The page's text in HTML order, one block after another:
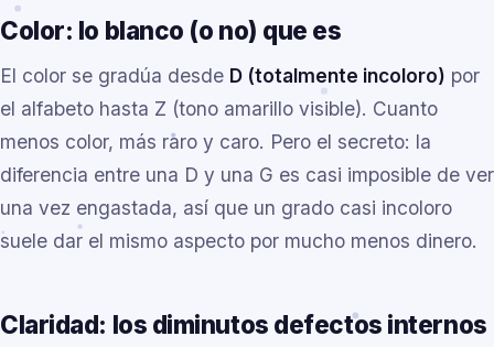
Color: lo blanco (o no) que es
El color se gradúa desde D (totalmente incoloro) por
el alfabeto hasta Z (tono amarillo visible). Cuanto
menos color, más raro y caro. Pero el secreto: la
diferencia entre una D y una G es casi imposible de ver
una vez engastada, así que un grado casi incoloro
suele dar el mismo aspecto por mucho menos dinero.
Claridad: los diminutos defectos internos